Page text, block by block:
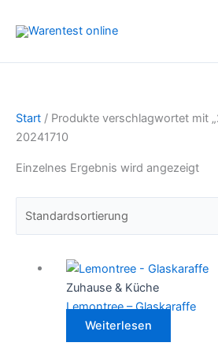
Inhalt
Start / Produkte verschlagwortet mit
20241710
Einzelnes Ergebnis wird angezeigt
Zuhause & Küche
Lemontree – Glaskaraffe
Weiterlesen